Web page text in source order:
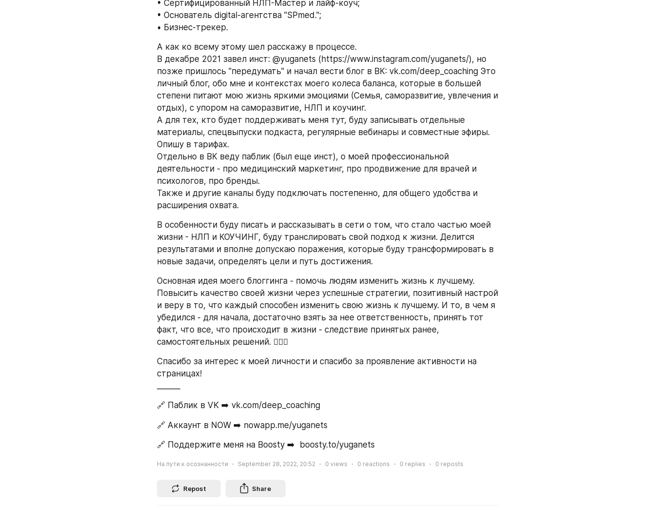
• Сертифицированный НЛП-Мастер и лайф-коуч;
• Основатель digital-агентства "SPmed.";
• Бизнес-трекер.
А как ко всему этому шел расскажу в процессе.
В декабре 2021 завел инст: @yuganets (https://www.instagram.com/yuganets/), но
позже пришлось "передумать" и начал вести блог в ВК: vk.com/deep_coaching Это
личный блог, обо мне и контекстах моего колеса баланса, которые в большей
степени питают мою жизнь яркими эмоциями (Семья, саморазвитие, увлечения и
отдых), с упором на саморазвитие, НЛП и коучинг.
А для тех, кто будет поддерживать меня тут, буду записывать отдельные
материалы, спецвыпуски подкаста, регулярные вебинары и совместные эфиры.
Опишу в тарифах.
Отдельно в ВК веду паблик (был еще инст), о моей профессиональной
деятельности - про медицинский маркетинг, про продвижение для врачей и
психологов, про бренды.
Также и другие каналы буду подключать постепенно, для общего удобства и
расширения охвата.
В особенности буду писать и рассказывать в сети о том, что стало частью моей
жизни - НЛП и КОУЧИНГ, буду транслировать свой подход к жизни. Делится
результатами и вполне допускаю поражения, которые буду трансформировать в
новые задачи, определять цели и путь достижения.
Основная идея моего блоггинга - помочь людям изменить жизнь к лучшему.
Повысить качество своей жизни через успешные стратегии, позитивный настрой
и веру в то, что каждый способен изменить свою жизнь к лучшему. И то, в чем я
убедился - для начала, достаточно взять за нее ответственность, принять тот
факт, что все, что происходит в жизни - следствие принятых ранее,
самостоятельных решений. 💁🏻‍♂️
Спасибо за интерес к моей личности и спасибо за проявление активности на
страницах!
🔗 Паблик в VK ➡️ vk.com/deep_coaching
🔗 Аккаунт в NOW ➡️ nowapp.me/yuganets
🔗 Поддержите меня на Boosty ➡️  boosty.to/yuganets
На пути к осознанности September 28, 2022, 20:52 0 views 0 reactions 0 replies 0 reposts
Repost Share